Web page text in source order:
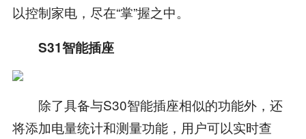
以控制家电，尽在“掌”握之中。
S31智能插座
除了具备与S30智能插座相似的功能外，还
将添加电量统计和测量功能，用户可以实时查